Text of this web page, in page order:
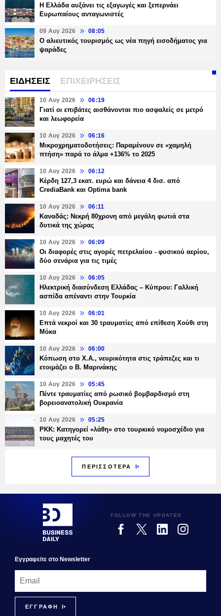
Η Ελλάδα αυξάνει τις εξαγωγές και ξεπερνάει
Ευρωπαίους ανταγωνιστές
09 Αυγ 2026 08:05
Ο αλιευτικός τουρισμός ως νέα πηγή εισοδήματος για
ψαράδες
ΕΙΔΗΣΕΙΣ ΕΠΙΧΕΙΡΗΣΕΙΣ
10 Αυγ 2026 06:19
Γιατί οι επιβάτες αισθάνονται πιο ασφαλείς σε μετρό
και λεωφορεία
10 Αυγ 2026 06:16
Μικροχρηματοδοτήσεις: Παραμένουν σε «χαμηλή
πτήση» παρά το άλμα +136% το 2025
10 Αυγ 2026 06:12
Κέρδη 127,3 εκατ. ευρώ και δάνεια 4 δισ. από
CrediaBank και Optima bank
10 Αυγ 2026 06:11
Καναδάς: Νεκρή 80χρονη από μεγάλη φωτιά στα
δυτικά της χώρας
10 Αυγ 2026 06:09
Οι διαφορές στις αγορές πετρελαίου - φυσικού αερίου,
δύο σενάρια για τις τιμές
10 Αυγ 2026 06:05
Ηλεκτρική διασύνδεση Ελλάδας – Κύπρου: Γαλλική
ασπίδα απέναντι στην Τουρκία
10 Αυγ 2026 06:01
Επτά νεκροί και 30 τραυματίες από επίθεση Χούθι στη
Μόκα
10 Αυγ 2026 06:00
Κόπωση στο Χ.Α., νευρικότητα στις τράπεζες και τι
ετοιμάζει ο Β. Μαρινάκης
10 Αυγ 2026 05:45
Πέντε τραυματίες από ρωσικό βομβαρδισμό στη
βορειοανατολική Ουκρανία
10 Αυγ 2026 05:25
PKK: Κατηγορεί «λάθη» στο τουρκικό νομοσχέδιο για
τους μαχητές του
ΠΕΡΙΣΣΟΤΕΡΑ
FOLLOW THE UPDATES
Εγγραφεiτε στο Newsletter